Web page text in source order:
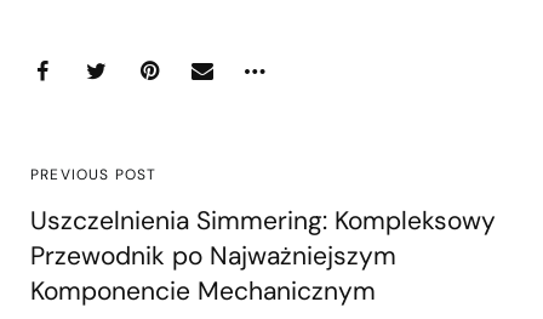
PREVIOUS POST
Uszczelnienia Simmering: Kompleksowy
Przewodnik po Najważniejszym
Komponencie Mechanicznym